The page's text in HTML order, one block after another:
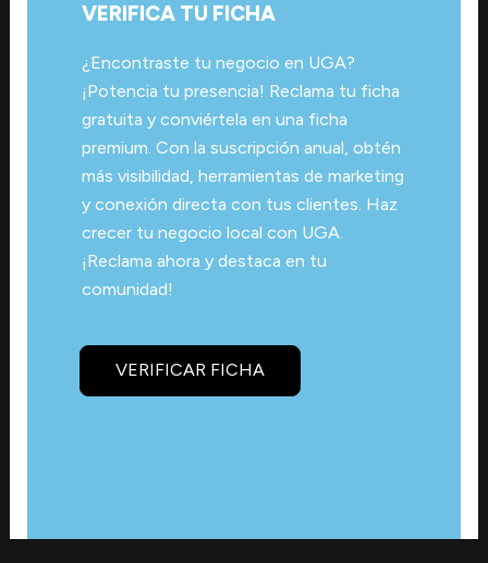
VERIFICA TU FICHA
¿Encontraste tu negocio en UGA?
¡Potencia tu presencia! Reclama tu ficha
gratuita y conviértela en una ficha
premium. Con la suscripción anual, obtén
más visibilidad, herramientas de marketing
y conexión directa con tus clientes. Haz
crecer tu negocio local con UGA.
¡Reclama ahora y destaca en tu
comunidad!
VERIFICAR FICHA